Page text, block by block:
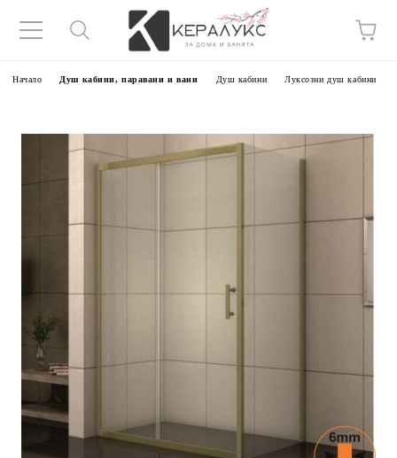
Начало Душ кабини, паравани и вани Душ кабини Луксозни душ кабини